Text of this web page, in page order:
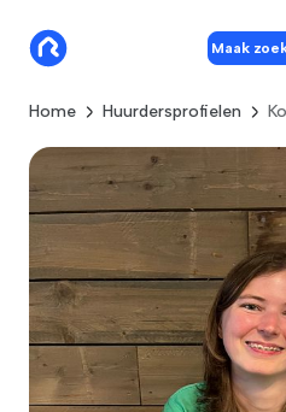
Maak
Home Huurdersprofielen